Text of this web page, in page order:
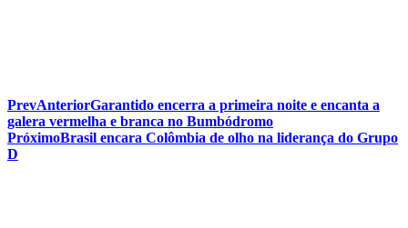
PrevAnteriorGarantido encerra a primeira noite e encanta a
galera vermelha e branca no Bumbódromo
PróximoBrasil encara Colômbia de olho na liderança do Grupo
D